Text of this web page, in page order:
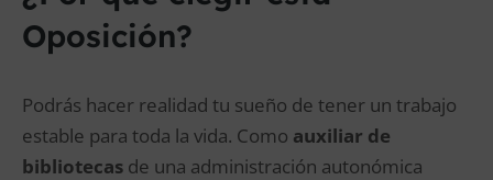
Oposición?
Podrás hacer realidad tu sueño de tener un trabajo
estable para toda la vida. Como auxiliar de
bibliotecas de una administración autonómica